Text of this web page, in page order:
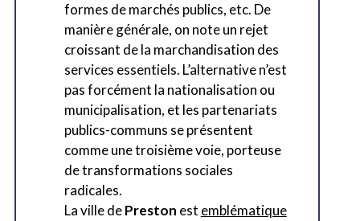
formes de marchés publics, etc. De
manière générale, on note un rejet
croissant de la marchandisation des
services essentiels. L’alternative n’est
pas forcément la nationalisation ou
municipalisation, et les partenariats
publics-communs se présentent
comme une troisième voie, porteuse
de transformations sociales
radicales.
La ville dePreston est emblématique